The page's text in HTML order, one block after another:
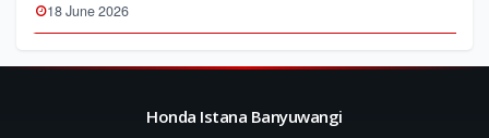
18 June 2026
Honda Istana Banyuwangi